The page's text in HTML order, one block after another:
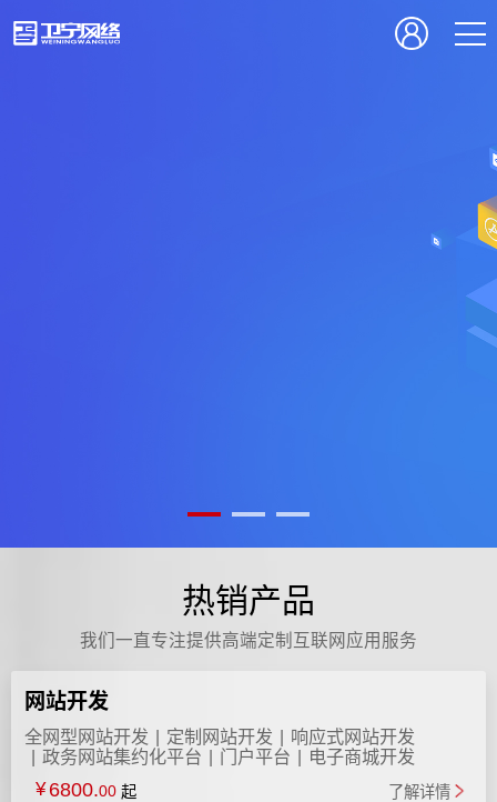
热销产品
我们一直专注提供高端定制互联网应用服务
网站开发
全网型网站开发 定制网站开发
响应式网站开发
政务网站集约化平台
门户平台
电子商城开发
¥ 6800.00 起 了解详情